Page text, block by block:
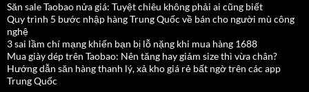
Săn sale Taobao nửa giá: Tuyệt chiêu không phải ai cũng biết
Quy trình 5 bước nhập hàng Trung Quốc về bán cho người mù công
nghệ
3 sai lầm chí mạng khiến bạn bị lỗ nặng khi mua hàng 1688
Mua giày dép trên Taobao: Nên tăng hay giảm size thì vừa chân?
Hướng dẫn săn hàng thanh lý, xả kho giá rẻ bất ngờ trên các app
Trung Quốc